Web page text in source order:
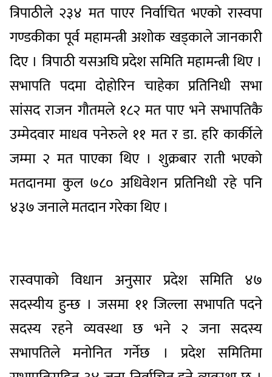
त्रिपाठीले २३४ मत पाएर निर्वाचित भएको रास्वपा
गण्डकीका पूर्व महामन्त्री अशोक खड्काले जानकारी
दिए । त्रिपाठी यसअघि प्रदेश समिति महामन्त्री थिए ।
सभापति पदमा दोहोरिन चाहेका प्रतिनिधी सभा
सांसद राजन गौतमले १८२ मत पाए भने सभापतिकै
उम्मेदवार माधव पनेरुले ११ मत र डा. हरि कार्कीले
जम्मा २ मत पाएका थिए । शुक्रबार राती भएको
मतदानमा कुल ७८० अधिवेशन प्रतिनिधी रहे पनि
४३७ जनाले मतदान गरेका थिए ।
रास्वपाको विधान अनुसार प्रदेश समिति ४७
सदस्यीय हुन्छ । जसमा ११ जिल्ला सभापति पदने
सदस्य रहने व्यवस्था छ भने २ जना सदस्य
सभापतिले मनोनित गर्नेछ । प्रदेश समितिमा